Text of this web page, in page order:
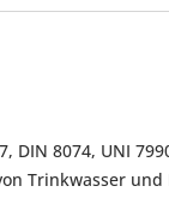
DIN 8074, UNI
Trinkwasser